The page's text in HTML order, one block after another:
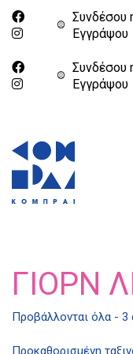
Συνδέσου
Eγγράψου
Συνδέσου
Eγγράψου
ΓΙΟΡΝ
Προβάλλονται όλα - 3
Προκαθορισμένη